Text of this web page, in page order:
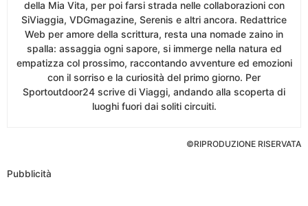
della Mia Vita, per poi farsi strada nelle collaborazioni con
SiViaggia, VDGmagazine, Serenis e altri ancora. Redattrice
Web per amore della scrittura, resta una nomade zaino in
spalla: assaggia ogni sapore, si immerge nella natura ed
empatizza col prossimo, raccontando avventure ed emozioni
con il sorriso e la curiosità del primo giorno. Per
Sportoutdoor24 scrive di Viaggi, andando alla scoperta di
luoghi fuori dai soliti circuiti.
©RIPRODUZIONE RISERVATA
Pubblicità